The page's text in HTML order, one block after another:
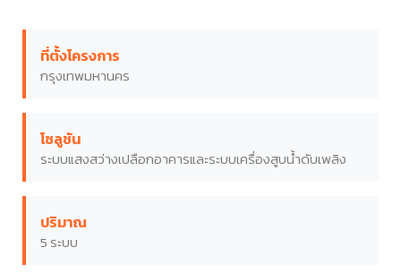
ที่ตั้งโครงการ
กรุงเทพมหานคร
โซลูชัน
ระบบแสงสว่างเปลือกอาคารและระบบเครื่องสูบน้ำดับเพลิง
ปริมาณ
5 ระบบ